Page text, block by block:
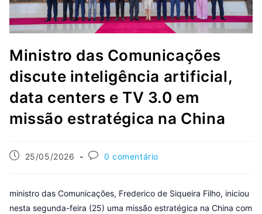
Ministro das Comunicações
discute inteligência artificial,
data centers e TV 3.0 em
missão estratégica na China
25/05/2026 0 comentário
ministro das Comunicações, Frederico de Siqueira Filho, iniciou
nesta segunda-feira (25) uma missão estratégica na China com